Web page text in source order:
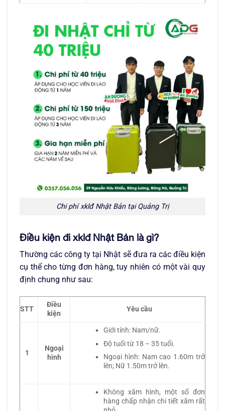
Chi phí xklđ Nhật Bản tại Quảng Trị
Điều kiện đi xklđ Nhật Bản là gì?
Thường các công ty tại Nhật sẽ đưa ra các điều kiện
cụ thể cho từng đơn hàng, tuy nhiên có một vài quy
định chung như sau:
STT
Điều
kiện
Yêu cầu
1
Ngoại
hình
Giới tính: Nam/nữ.
Độ tuổi từ 18 – 35 tuổi.
Ngoại hình: Nam cao 1.60m trở
lên; Nữ 1.50m trở lên.
Không xăm hình, một số đơn
hàng chấp nhận chi tiết xăm rất